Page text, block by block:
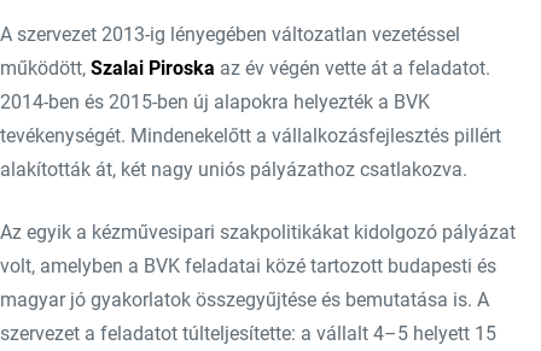
A szervezet 2013-ig lényegében változatlan vezetéssel
működött, Szalai Piroska az év végén vette át a feladatot.
2014-ben és 2015-ben új alapokra helyezték a BVK
tevékenységét. Mindenekelőtt a vállalkozásfejlesztés pillért
alakították át, két nagy uniós pályázathoz csatlakozva.
Az egyik a kézművesipari szakpolitikákat kidolgozó pályázat
volt, amelyben a BVK feladatai közé tartozott budapesti és
magyar jó gyakorlatok összegyűjtése és bemutatása is. A
szervezet a feladatot túlteljesítette: a vállalt 4–5 helyett 15